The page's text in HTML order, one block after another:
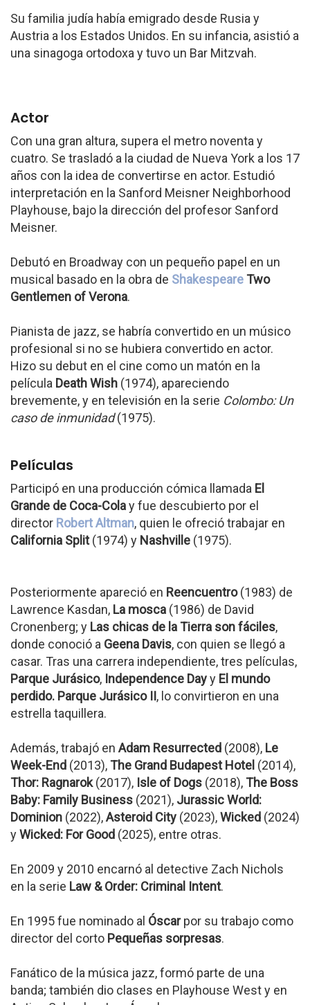
Su familia judía había emigrado desde Rusia y
Austria a los Estados Unidos. En su infancia, asistió a
una sinagoga ortodoxa y tuvo un Bar Mitzvah.
Actor
Con una gran altura, supera el metro noventa y
cuatro. Se trasladó a la ciudad de Nueva York a los 17
años con la idea de convertirse en actor. Estudió
interpretación en la Sanford Meisner Neighborhood
Playhouse, bajo la dirección del profesor Sanford
Meisner.
Debutó en Broadway con un pequeño papel en un
musical basado en la obra de Shakespeare Two
Gentlemen of Verona.
Pianista de jazz, se habría convertido en un músico
profesional si no se hubiera convertido en actor.
Hizo su debut en el cine como un matón en la
película Death Wish (1974), apareciendo
brevemente, y en televisión en la serie Colombo: Un
caso de inmunidad(1975).
Películas
Participó en una producción cómica llamada El
Grande de Coca-Colay fue descubierto por el
director Robert Altman, quien le ofreció trabajar en
California Split(1974) y Nashville (1975).
Posteriormente apareció en Reencuentro(1983) de
Lawrence Kasdan, La mosca (1986) de David
Cronenberg; y Las chicas de la Tierra son fáciles,
donde conoció a Geena Davis, con quien se llegó a
casar. Tras una carrera independiente, tres películas,
Parque Jurásico, Independence Dayy El mundo
perdido. Parque Jurásico II, lo convirtieron en una
estrella taquillera.
Además, trabajó en Adam Resurrected (2008), Le
Week-End (2013), The Grand Budapest Hotel (2014),
Thor: Ragnarok(2017), Isle of Dogs (2018), The Boss
Baby: Family Business (2021), Jurassic World:
Dominion (2022),Asteroid City (2023),Wicked (2024)
yWicked: For Good (2025), entre otras.
En 2009 y 2010 encarnó al detective Zach Nichols
en la serie Law & Order: Criminal Intent.
En 1995 fue nominado al Óscarpor su trabajo como
director del corto Pequeñas sorpresas.
Fanático de la música jazz, formó parte de una
banda; también dio clases en Playhouse West y en